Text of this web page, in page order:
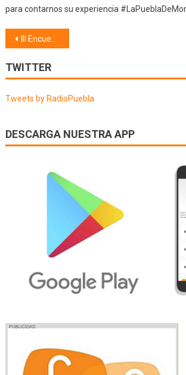
para contarnos su experiencia
Navegación
de
entradas
III Encuentro Flamenco Zambra de Montalbán (15/11/23)
TWITTER
Tweets by RadioPuebla
DESCARGA NUESTRA APP